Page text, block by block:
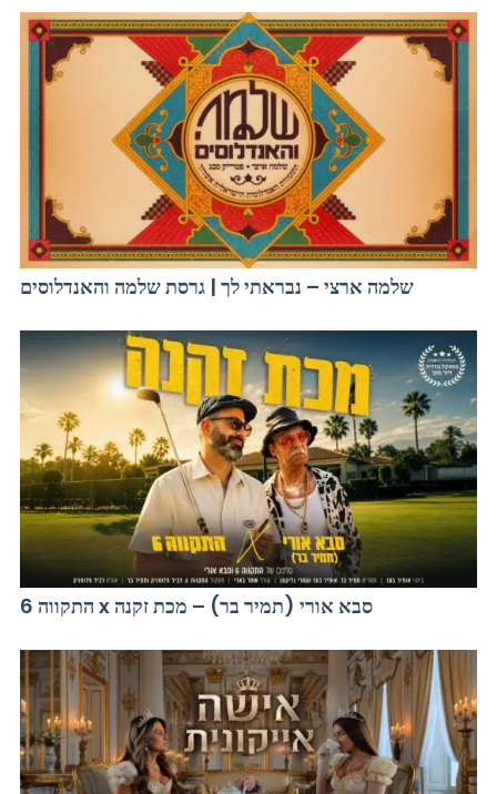
שלמה ארצי – נבראתי לך | גרסת שלמה והאנדלוסים
התקווה 6 x סבא אורי (תמיר בר) – מכת זקנה